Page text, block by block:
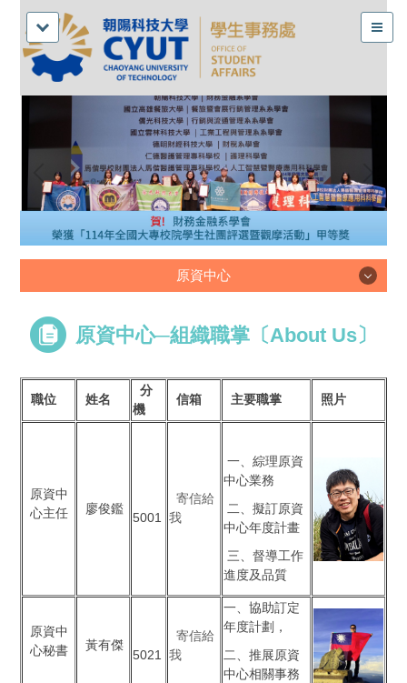
原資中心
原資中心
原資中心─組織職掌〔About Us〕
職位 姓名
分
機
信箱 主要職掌 照片
原資中
心主任
廖俊鑑
5001
寄信給
我
一、綜理原資
中心業務
二、擬訂原資
中心年度計畫
三、督導工作
進度及品質
原資中
心秘書
黃有傑
5021
寄信給
我
一、協助訂定
年度計劃，
二、推展原資
中心相關事務